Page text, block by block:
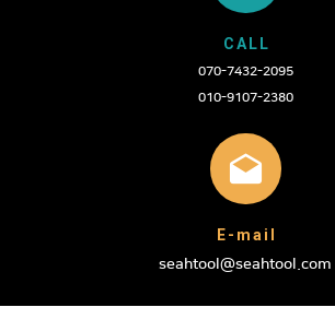
CALL
070-7432-2095
010-9107-2380
drafts
E-mail
seahtool@seahtool.com